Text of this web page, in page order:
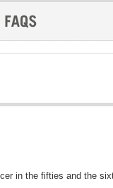
in the fifties and the